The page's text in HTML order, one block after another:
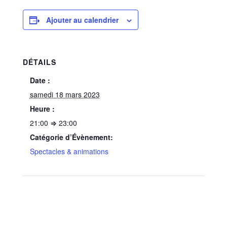
Ajouter au calendrier
DÉTAILS
Date :
samedi 18 mars 2023
Heure :
21:00 ⇒ 23:00
Catégorie d’Évènement:
Spectacles & animations